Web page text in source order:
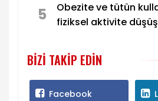
5
Obezite ve tütün
fiziksel aktivite
BIZI TAKIP EDIN
Facebook